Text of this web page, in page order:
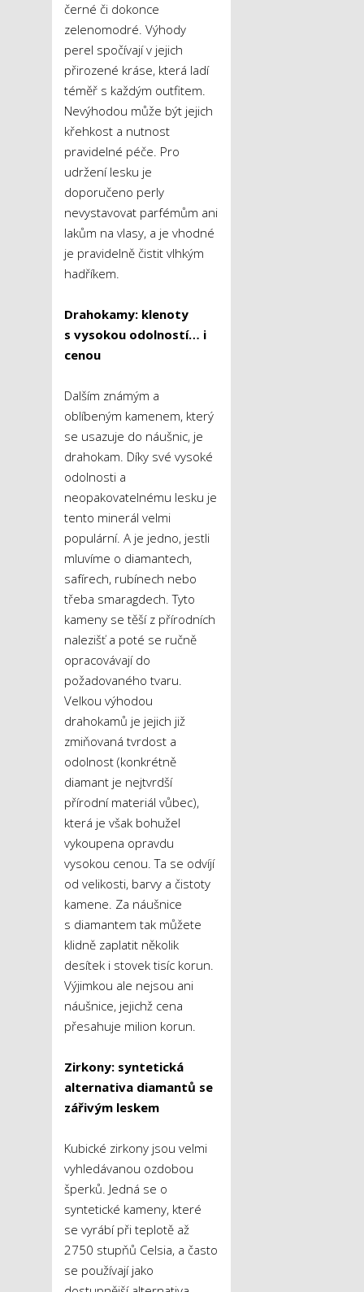
černé či dokonce
zelenomodré. Výhody
perel spočívají v jejich
přirozené kráse, která ladí
téměř s každým outfitem.
Nevýhodou může být jejich
křehkost a nutnost
pravidelné péče. Pro
udržení lesku je
doporučeno perly
nevystavovat parfémům ani
lakům na vlasy, a je vhodné
je pravidelně čistit vlhkým
hadříkem.
Drahokamy: klenoty
s vysokou odolností… i
cenou
Dalším známým a
oblíbeným kamenem, který
se usazuje do náušnic, je
drahokam. Díky své vysoké
odolnosti a
neopakovatelnému lesku je
tento minerál velmi
populární. A je jedno, jestli
mluvíme o diamantech,
safírech, rubínech nebo
třeba smaragdech. Tyto
kameny se těší z přírodních
nalezišť a poté se ručně
opracovávají do
požadovaného tvaru.
Velkou výhodou
drahokamů je jejich již
zmiňovaná tvrdost a
odolnost (konkrétně
diamant je nejtvrdší
přírodní materiál vůbec),
která je však bohužel
vykoupena opravdu
vysokou cenou. Ta se odvíjí
od velikosti, barvy a čistoty
kamene. Za náušnice
s diamantem tak můžete
klidně zaplatit několik
desítek i stovek tisíc korun.
Výjimkou ale nejsou ani
náušnice, jejichž cena
přesahuje milion korun.
Zirkony: syntetická
alternativa diamantů se
zářivým leskem
Kubické zirkony jsou velmi
vyhledávanou ozdobou
šperků. Jedná se o
syntetické kameny, které
se vyrábí při teplotě až
2750 stupňů Celsia, a často
se používají jako